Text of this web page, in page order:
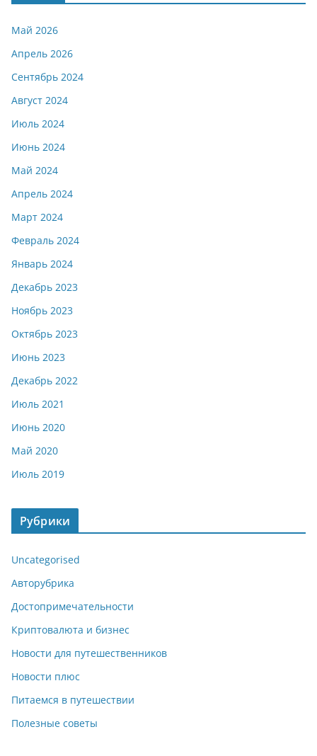
Май 2026
Апрель 2026
Сентябрь 2024
Август 2024
Июль 2024
Июнь 2024
Май 2024
Апрель 2024
Март 2024
Февраль 2024
Январь 2024
Декабрь 2023
Ноябрь 2023
Октябрь 2023
Июнь 2023
Декабрь 2022
Июль 2021
Июнь 2020
Май 2020
Июль 2019
Рубрики
Uncategorised
Авторубрика
Достопримечательности
Криптовалюта и бизнес
Новости для путешественников
Новости плюс
Питаемся в путешествии
Полезные советы